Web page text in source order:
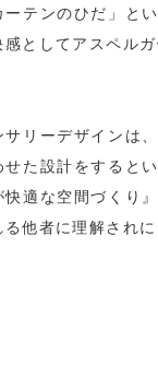
ーテンのひだ」と
感としてアスペル
サリーデザインは
せた設計をすると
快適な空間づくり
る他者に理解され